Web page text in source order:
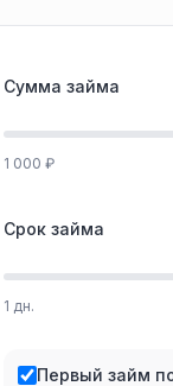
Сумма займа
1 000 ₽
Срок займа
1 дн.
Первый займ